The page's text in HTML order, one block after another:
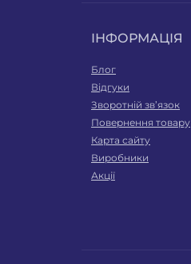
ІНФОРМАЦІЯ
Блог
Відгуки
Зворотній зв’язок
Повернення товару
Карта сайту
Виробники
Акції